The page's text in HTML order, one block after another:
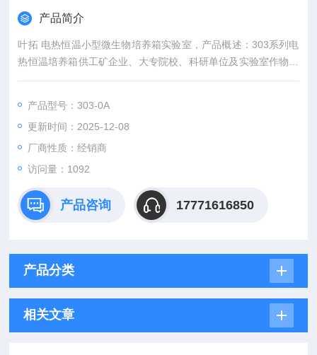
产品简介
叶拓 电热恒温小型微生物培养箱实验室，产品概述：303系列电
热恒温培养箱供工矿企业、大专院校、科研单位及实验室作物品
干燥、烘焙、熔蜡等用。
产品型号：303-0A
更新时间：2025-12-08
厂商性质：经销商
访问量：1092
产品咨询 17771616850
产品分类
相关文章